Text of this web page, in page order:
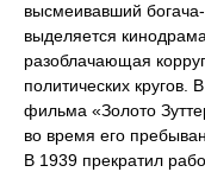
высмеивавший
выделяется
разоблачающая
политических кругов.
фильма «Золото
во время его
В 1939 прекратил